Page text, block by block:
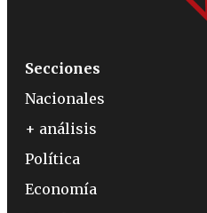
Secciones
Nacionales
+ análisis
Política
Economía